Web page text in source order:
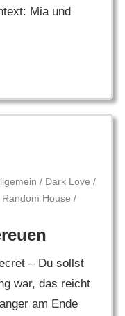
Mia und
/ Dark Love /
Random House /
– Du sollst
war, das reicht
am Ende